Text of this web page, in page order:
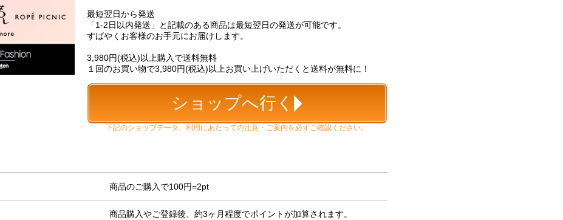
最短翌日から発送
「1-2日以内発送」と記載のある商品は最短翌日の発送が可能です。
すばやくお客様のお手元にお届けします。
3,980円(税込)以上購入で送料無料
１回のお買い物で3,980円(税込)以上お買い上げいただくと送料が無料に！
ショップへ行く
下記のショップデータ 、 利用にあたっての注意・ご案内を必ずご確認ください。
商品のご購入で100円=2pt
商品購入やご登録後、約3ヶ月程度でポイントが加算されます。